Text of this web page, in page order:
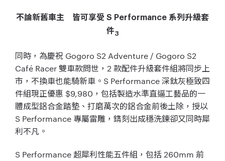
不論新舊車主 皆可享受 S Performance 系列升級套
件3
同時，為慶祝 Gogoro S2 Adventure / Gogoro S2
Café Racer 雙車款問世，2 款配件升級套件組將同步上
市，不換車也能騎新車。S Performance 深鈦灰極致四
件組現正優惠 $9,980，包括製造水準直逼工藝品的一
體成型鋁合金踏墊、打磨萬次的鋁合金前後土除，授以
S Performance 專屬雷雕，鐫刻出成穩洗鍊卻又同時犀
利不凡。
S Performance 超犀利性能五件組，包括 260mm 前